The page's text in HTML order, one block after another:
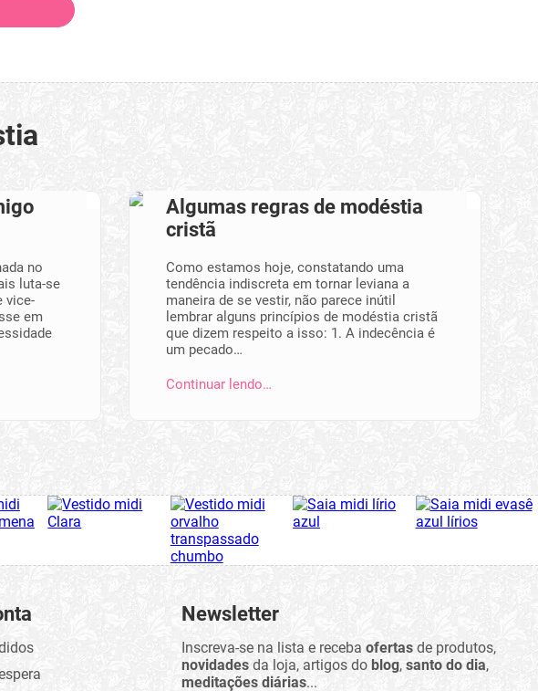
no
luta-se
vice-
em
Algumas regras de modéstia
cristã
Como estamos hoje, constatando uma
tendência indiscreta em tornar leviana a
maneira de se vestir, não parece inútil
lembrar alguns princípios de modéstia cristã
que dizem respeito a isso: 1. A indecência é
um pecado…
Continuar lendo…
Newsletter
Inscreva-se na lista e receba ofertasde produtos,
novidadesda loja, artigos do blog, santo do dia,
meditações diárias...